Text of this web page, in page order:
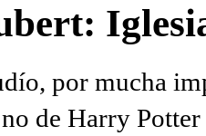
por mucha
de Harry